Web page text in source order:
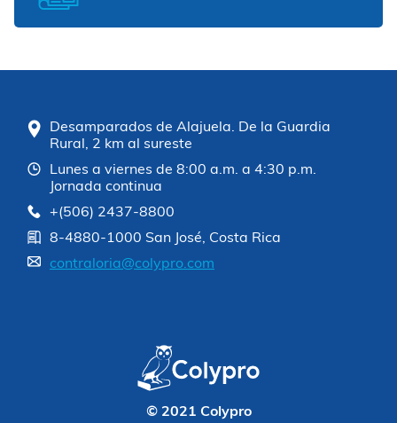
Desamparados de Alajuela. De la Guardia
Rural, 2 km al sureste
Lunes a viernes de 8:00 a.m. a 4:30 p.m.
Jornada continua
+(506) 2437-8800
8-4880-1000 San José, Costa Rica
contraloria@colypro.com
© 2021 Colypro